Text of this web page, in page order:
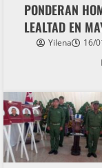
PONDERAN
LEALTAD EN
Yilena 16/